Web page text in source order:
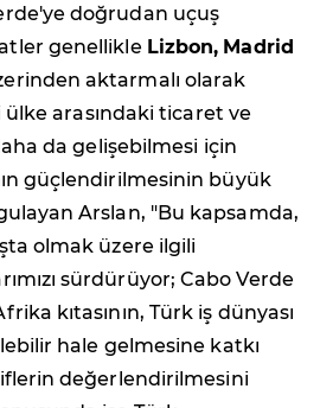
doğrudan uçuş
genellikle Lizbon, Madrid
aktarmalı olarak
arasındaki ticaret ve
da gelişebilmesi için
güçlendirilmesinin büyük
Arslan, "Bu kapsamda,
olmak üzere ilgili
sürdürüyor; Cabo Verde
kıtasının, Türk iş dünyası
hale gelmesine katkı
değerlendirilmesini